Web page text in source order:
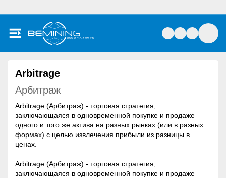
Arbitrage
Арбитраж
Arbitrage (Арбитраж) - торговая стратегия,
заключающаяся в одновременной покупке и продаже
одного и того же актива на разных рынках (или в разных
формах) с целью извлечения прибыли из разницы в
ценах.
Arbitrage (Арбитраж) - торговая стратегия,
заключающаяся в одновременной покупке и продаже